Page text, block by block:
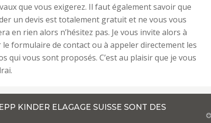
que vous exigerez. Il faut également savoir que
un devis est totalement gratuit et ne vous vous
en rien alors n’hésitez pas. Je vous invite alors à
formulaire de contact ou à appeler directement les
qui vous sont proposés. C’est au plaisir que je vous
KINDER ELAGAGE SUISSE SONT DES